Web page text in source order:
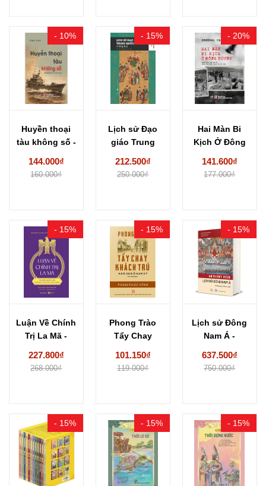
- 10%
Huyền thoại
tàu không số -
144.000₫
160.000₫
- 15%
Lịch sử Đạo
giáo Trung
212.500₫
250.000₫
- 20%
Hai Màn Bi
Kịch Ở Đông
141.600₫
177.000₫
- 15%
Luận Về Chính
Trị La Mã -
227.800₫
268.000₫
- 15%
Phong Trào
Tẩy Chay
101.150₫
119.000₫
- 15%
Lịch sử Đông
Nam Á -
637.500₫
750.000₫
- 15% - 15% - 15%